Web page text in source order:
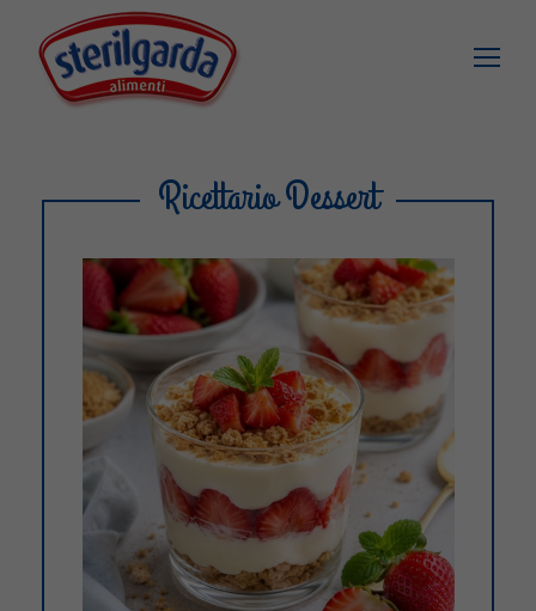
Ricettario Dessert